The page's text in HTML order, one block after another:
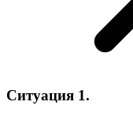
Ситуация 1.